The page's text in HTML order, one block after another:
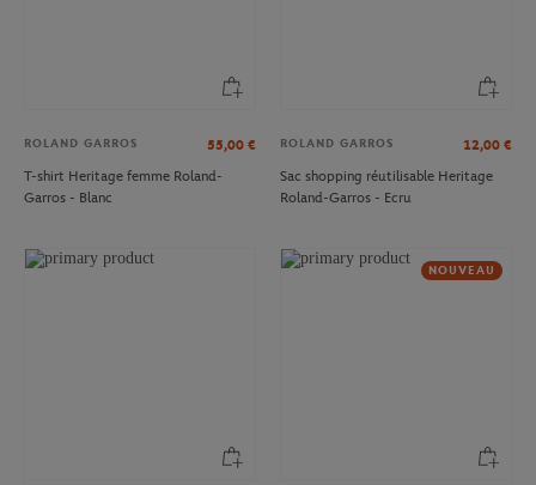
ROLAND GARROS 55,00 €
T-shirt Heritage femme Roland-
Garros - Blanc
ROLAND GARROS 12,00 €
Sac shopping réutilisable Heritage
Roland-Garros - Ecru
NOUVEAU